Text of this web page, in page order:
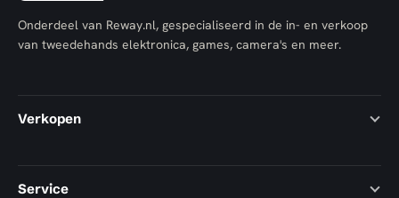
Onderdeel van Reway.nl, gespecialiseerd in de in- en verkoop
van tweedehands elektronica, games, camera's en meer.
Verkopen
Service